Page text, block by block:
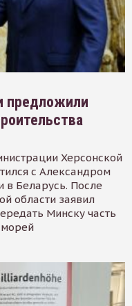
предложили
Херсонской
с Александром
в Беларусь. После
области заявил
Минску часть
морей